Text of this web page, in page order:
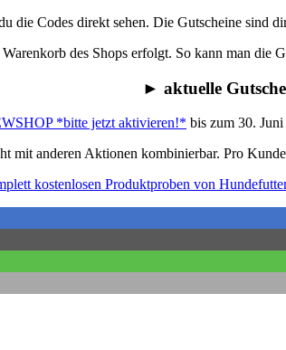
die Codes direkt sehen. Die Gutscheine sind
des Shops erfolgt. So kann man die
► aktuelle
*bitte jetzt aktivieren!* bis zum 30.
mit anderen Aktionen kombinierbar. Pro
kostenlosen Produktproben von